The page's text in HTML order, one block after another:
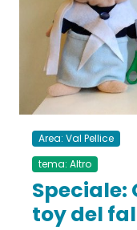
Area: Val Pellice
tema: Altro
Speciale:
toy del